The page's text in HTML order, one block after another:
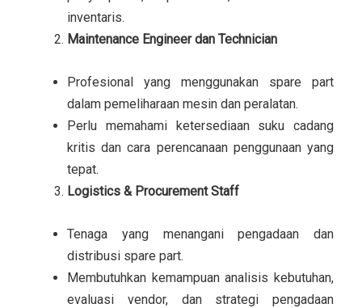
inventaris.
Maintenance Engineer dan Technician
Profesional yang menggunakan spare part
dalam pemeliharaan mesin dan peralatan.
Perlu memahami ketersediaan suku cadang
kritis dan cara perencanaan penggunaan yang
tepat.
Logistics & Procurement Staff
Tenaga yang menangani pengadaan dan
distribusi spare part.
Membutuhkan kemampuan analisis kebutuhan,
evaluasi vendor, dan strategi pengadaan